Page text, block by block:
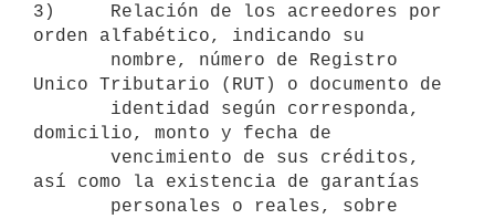
3)     Relación de los acreedores por
orden alfabético, indicando su
Unico Tributario (RUT) o documento de
domicilio, monto y fecha de
así como la existencia de garantías